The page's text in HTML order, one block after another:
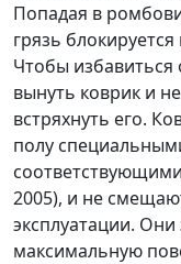
Попадая в
грязь
Чтобы избавиться
вынуть коврик и
встряхнуть его.
полу
2005), и не
эксплуатации.
максимальную